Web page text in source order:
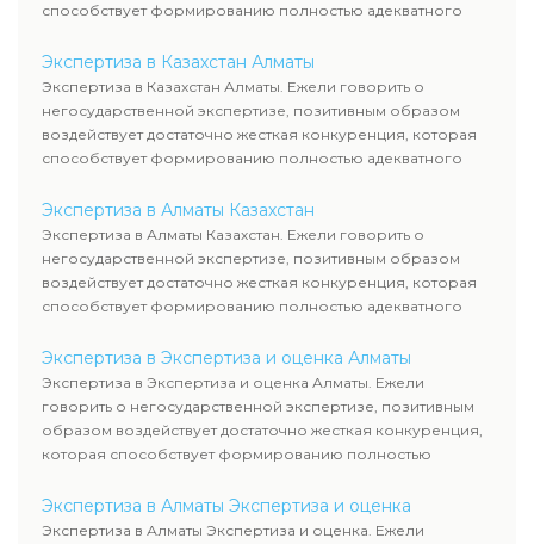
способствует формированию полностью адекватного
Экспертиза в Казахстан Алматы
Экспертиза в Казахстан Алматы. Ежели говорить о
негосударственной экспертизе, позитивным образом
воздействует достаточно жесткая конкуренция, которая
способствует формированию полностью адекватного
Экспертиза в Алматы Казахстан
Экспертиза в Алматы Казахстан. Ежели говорить о
негосударственной экспертизе, позитивным образом
воздействует достаточно жесткая конкуренция, которая
способствует формированию полностью адекватного
Экспертиза в Экспертиза и оценка Алматы
Экспертиза в Экспертиза и оценка Алматы. Ежели
говорить о негосударственной экспертизе, позитивным
образом воздействует достаточно жесткая конкуренция,
которая способствует формированию полностью
Экспертиза в Алматы Экспертиза и оценка
Экспертиза в Алматы Экспертиза и оценка. Ежели